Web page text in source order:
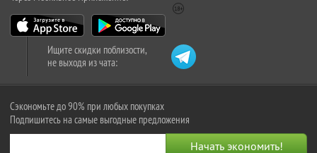
Ищите скидки поблизости,
не выходя из чата:
Сэкономьте до 90% при любых покупках
Подпишитесь на самые выгодные предложения